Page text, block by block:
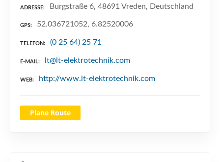
ADRESSE Burgstraße 6, 48691 Vreden, Deutschland
GPS 52.036721052, 6.82520006
TELEFON (0 25 64) 25 71
E-MAIL lt@lt-elektrotechnik.com
WEB http://www.lt-elektrotechnik.com
Plane Route